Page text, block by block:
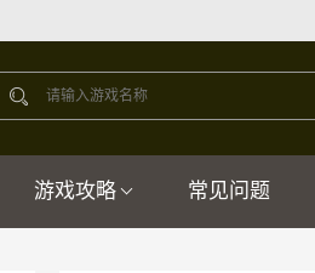
游戏攻略 常见问题